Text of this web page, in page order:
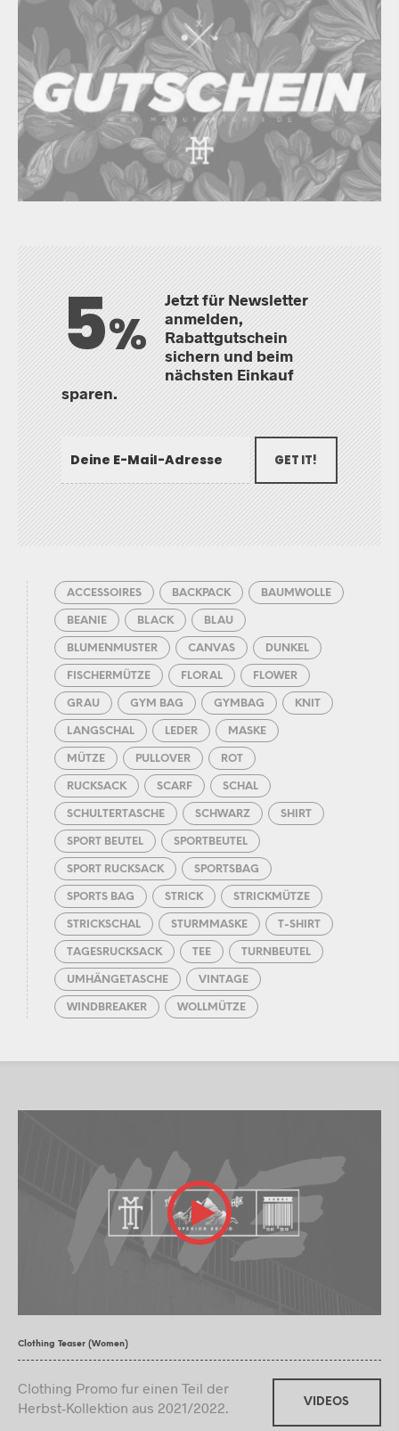
5%
Jetzt für Newsletter
anmelden,
Rabattgutschein
sichern und beim
nächsten Einkauf
sparen.
GET IT!
ACCESSOIRES BACKPACK BAUMWOLLE
BEANIE BLACK BLAU
BLUMENMUSTER CANVAS DUNKEL
FISCHERMÜTZE FLORAL FLOWER
GRAU GYM BAG GYMBAG KNIT
LANGSCHAL LEDER MASKE
MÜTZE PULLOVER ROT
RUCKSACK SCARF SCHAL
SCHULTERTASCHE SCHWARZ SHIRT
SPORT BEUTEL SPORTBEUTEL
SPORT RUCKSACK SPORTSBAG
SPORTS BAG STRICK STRICKMÜTZE
STRICKSCHAL STURMMASKE T-SHIRT
TAGESRUCKSACK TEE TURNBEUTEL
UMHÄNGETASCHE VINTAGE
WINDBREAKER WOLLMÜTZE
Clothing Teaser (Women)
Clothing Promo fur einen Teil der
Herbst-Kollektion aus 2021/2022.
VIDEOS